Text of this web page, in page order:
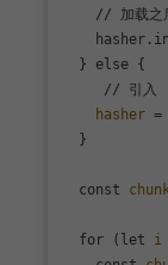
// 加载之
  } else {
     // 引入
hasher =
  }
  const
  for (let
i